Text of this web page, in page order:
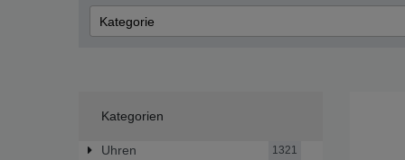
54 (17.2)
Kategorie
Kategorien
Uhren 1321